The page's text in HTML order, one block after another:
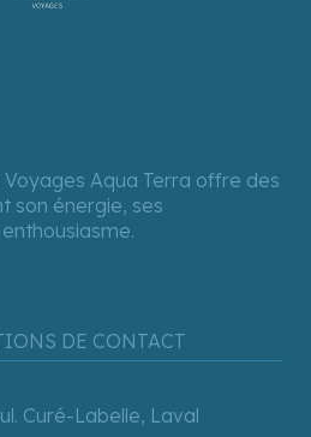
Voyages Aqua Terra offre des
son énergie, ses
DE CONTACT
Curé-Labelle, Laval